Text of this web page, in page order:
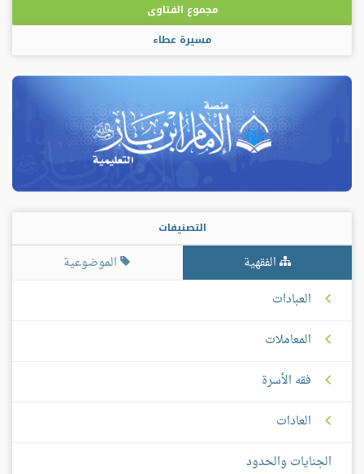
مجموع الفتاوى
مسيرة عطاء
التصنيفات
الفقهية
الموضوعية
العبادات
المعاملات
فقه الأسرة
العادات
الجنايات والحدود